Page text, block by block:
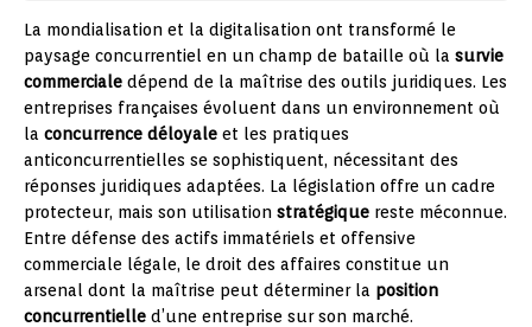
La mondialisation et la digitalisation ont transformé le
paysage concurrentiel en un champ de bataille où la survie
commerciale dépend de la maîtrise des outils juridiques. Les
entreprises françaises évoluent dans un environnement où
la concurrence déloyale et les pratiques
anticoncurrentielles se sophistiquent, nécessitant des
réponses juridiques adaptées. La législation offre un cadre
protecteur, mais son utilisation stratégique reste méconnue.
Entre défense des actifs immatériels et offensive
commerciale légale, le droit des affaires constitue un
arsenal dont la maîtrise peut déterminer la position
concurrentielle d’une entreprise sur son marché.